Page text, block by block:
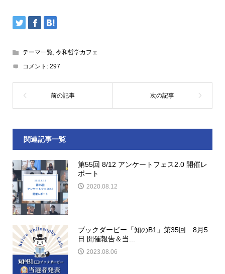
テーマ一覧, 令和哲学カフェ
コメント: 297
関連記事一覧
第55回 8/12 アンケートフェス2.0 開催レ
ポート
2020.08.12
ブックダービー「知のB1」第35回 8月5
日 開催報告＆当...
2023.08.06